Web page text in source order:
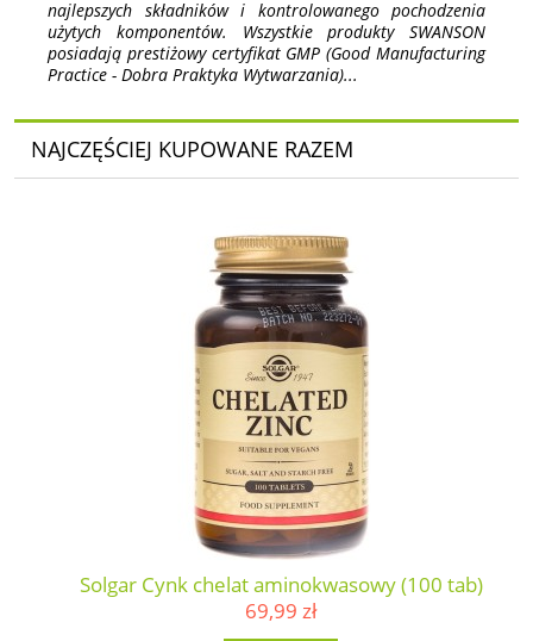
najlepszych składników i kontrolowanego pochodzenia
użytych komponentów. Wszystkie produkty SWANSON
posiadają prestiżowy certyfikat GMP (Good Manufacturing
Practice - Dobra Praktyka Wytwarzania)...
NAJCZĘŚCIEJ KUPOWANE RAZEM
Solgar Cynk chelat aminokwasowy (100 tab)
69,99 zł